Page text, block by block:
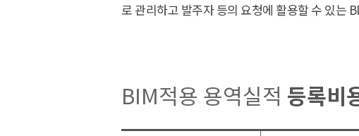
로 관리하고 발주자 등의 요청에 활용할 수 있는
BIM적용 용역실적 등록비